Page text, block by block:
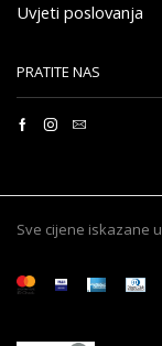
Uvjeti poslovanja
PRATITE NAS
Sve cijene iskazane